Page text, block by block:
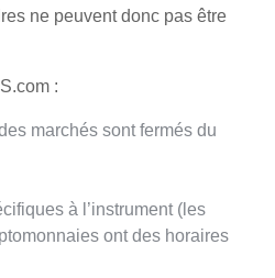
ne peuvent donc pas être
:
marchés sont fermés du
à l’instrument (les
ont des horaires